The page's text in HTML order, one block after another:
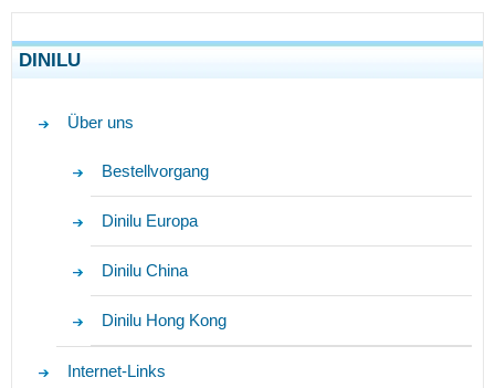
DINILU
Über uns
Bestellvorgang
Dinilu Europa
Dinilu China
Dinilu Hong Kong
Internet-Links